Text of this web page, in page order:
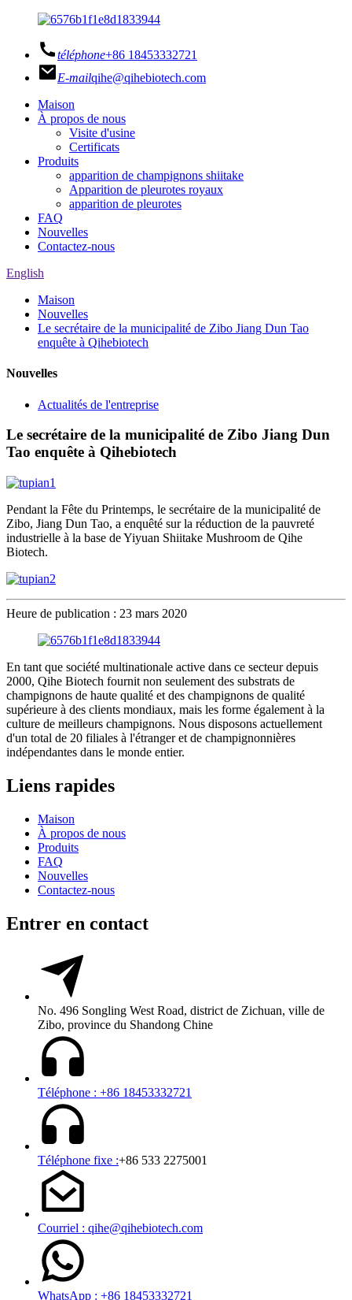
téléphone+86 18453332721
E-mailqihe@qihebiotech.com
Maison
À propos de nous
Visite d'usine
Certificats
Produits
apparition de champignons shiitake
Apparition de pleurotes royaux
apparition de pleurotes
FAQ
Nouvelles
Contactez-nous
English
Maison
Nouvelles
Le secrétaire de la municipalité de Zibo Jiang Dun Tao
enquête à Qihebiotech
Nouvelles
Actualités de l'entreprise
Le secrétaire de la municipalité de Zibo Jiang Dun
Tao enquête à Qihebiotech
Pendant la Fête du Printemps, le secrétaire de la municipalité de
Zibo, Jiang Dun Tao, a enquêté sur la réduction de la pauvreté
industrielle à la base de Yiyuan Shiitake Mushroom de Qihe
Biotech.
Heure de publication : 23 mars 2020
En tant que société multinationale active dans ce secteur depuis
2000, Qihe Biotech fournit non seulement des substrats de
champignons de haute qualité et des champignons de qualité
supérieure à des clients mondiaux, mais les forme également à la
culture de meilleurs champignons. Nous disposons actuellement
d'un total de 20 filiales à l'étranger et de champignonnières
indépendantes dans le monde entier.
Liens rapides
Maison
À propos de nous
Produits
FAQ
Nouvelles
Contactez-nous
Entrer en contact
No. 496 Songling West Road, district de Zichuan, ville de
Zibo, province du Shandong Chine
Téléphone : +86 18453332721
Téléphone fixe :+86 533 2275001
Courriel : qihe@qihebiotech.com
WhatsApp : +86 18453332721